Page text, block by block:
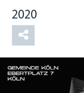
2020